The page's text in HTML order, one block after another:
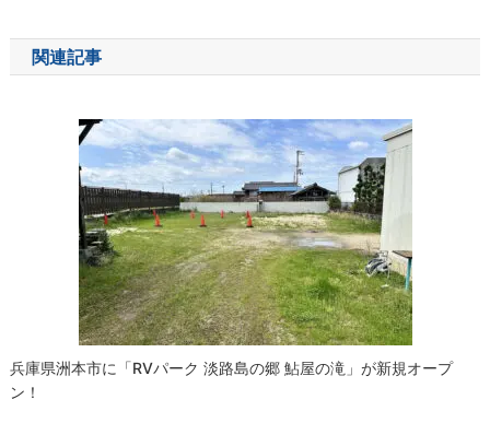
ナ
ビ
関連記事
兵庫県洲本市に「RVパーク 淡路島の郷 鮎屋の滝」が新規オープ
ン！